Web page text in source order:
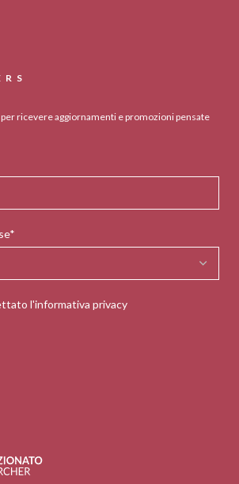
ricevere aggiornamenti e promozioni pensate
l'informativa privacy